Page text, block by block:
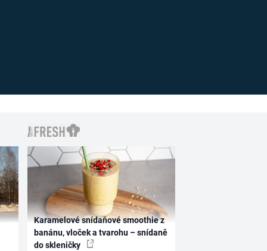
Karamelové snídaňové smoothie z
banánu, vloček a tvarohu – snídaně
do skleničky